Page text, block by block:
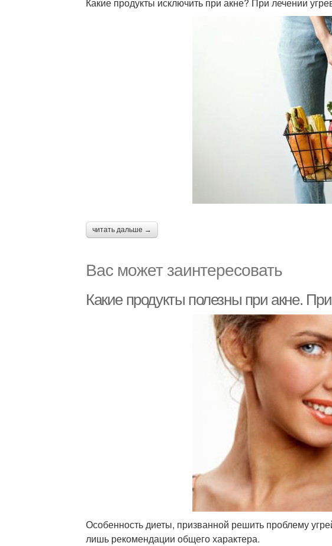
читать дальше →
Вас может заинтересовать
Какие продукты полезны при акне.
Особенность диеты, призванной решить проблему
лишь рекомендации общего характера.